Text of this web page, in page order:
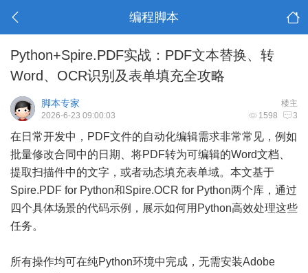
编程脚本
Python+Spire.PDF实战：PDF文本替换、转
Word、OCR识别及表单填充全攻略
楼主
脚本专家
1598 3
2026-6-23 09:00:03
在日常开发中，PDF文件的自动化编辑需求非常常见，例如
批量修改合同中的日期、将PDF转为可编辑的Word文档、
提取扫描件中的文字，或者动态填充表单域。本文基于
Spire.PDF for Python和Spire.OCR for Python两个库，通过
四个具体场景的代码示例，展示如何用Python高效处理这些
任务。
所有操作均可在纯Python环境中完成，无需安装Adobe